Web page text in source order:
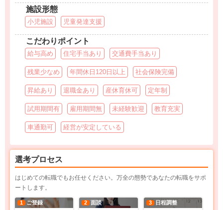
施設形態
小児施設 児童発達支援
こだわりポイント
給与高め 住宅手当あり 交通費手当あり
残業少なめ 年間休日120日以上 社会保険完備
昇給あり 退職金あり 産休育休可 定年制
試用期間有 雇用期間無 未経験歓迎 教育充実
車通勤可 経営が安定している
選考プロセス
はじめての転職でもお任せください。万全の態勢であなたの転職をサポ
ートします。
1 ご登録 2 面談 3 日程調整